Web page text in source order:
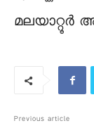
മലയാറ്റൂർ
Previous article